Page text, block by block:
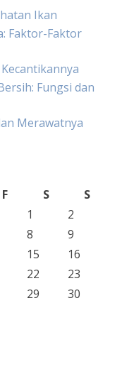
Ikan
Faktor-Faktor
Fungsi dan
Merawatnya
F S
S
1
2
8
9
15
16
22
23
29
30